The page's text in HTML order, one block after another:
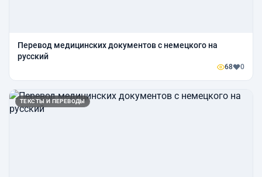
Перевод медицинских документов с немецкого на
русский
68 0
ТЕКСТЫ И ПЕРЕВОДЫ